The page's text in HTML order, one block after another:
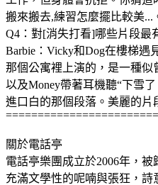
搬來搬去,練習怎麼擺比較美...
Q4：對[消失打看]哪些片段最
Barbie：Vicky和Dog在樓梯遇
那個公寓裡上演的，是一種似
以及Money帶著耳機聽“下雪
進口白的那個段落。美麗的片
關於電話亭
電話亭樂團成立於2006年，
充滿文學性的呢喃與張狂，詩